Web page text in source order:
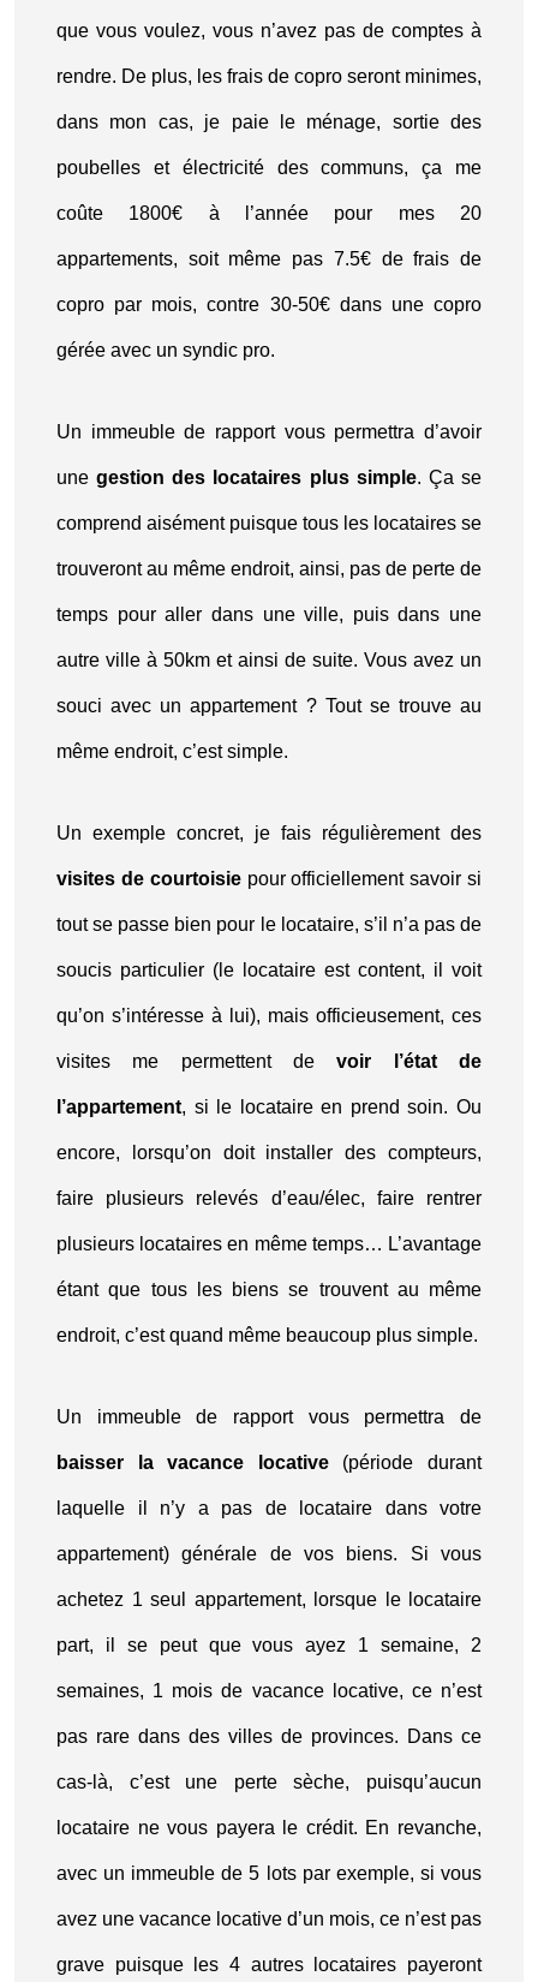
que vous voulez, vous n’avez pas de comptes à
rendre. De plus, les frais de copro seront minimes,
dans mon cas, je paie le ménage, sortie des
poubelles et électricité des communs, ça me
coûte 1800€ à l’année pour mes 20
appartements, soit même pas 7.5€ de frais de
copro par mois, contre 30-50€ dans une copro
gérée avec un syndic pro.
Un immeuble de rapport vous permettra d’avoir
unegestion des locataires plus simple. Ça se
comprend aisément puisque tous les locataires se
trouveront au même endroit, ainsi, pas de perte de
temps pour aller dans une ville, puis dans une
autre ville à 50km et ainsi de suite. Vous avez un
souci avec un appartement ? Tout se trouve au
même endroit, c’est simple.
Un exemple concret, je fais régulièrement des
visites de courtoisiepour officiellement savoir si
tout se passe bien pour le locataire, s’il n’a pas de
soucis particulier (le locataire est content, il voit
qu’on s’intéresse à lui), mais officieusement, ces
visites me permettent devoir l’état de
l’appartement, si le locataire en prend soin. Ou
encore, lorsqu’on doit installer des compteurs,
faire plusieurs relevés d’eau/élec, faire rentrer
plusieurs locataires en même temps… L’avantage
étant que tous les biens se trouvent au même
endroit, c’est quand même beaucoup plus simple.
Un immeuble de rapport vous permettra de
baisser la vacance locative(période durant
laquelle il n’y a pas de locataire dans votre
appartement) générale de vos biens. Si vous
achetez 1 seul appartement, lorsque le locataire
part, il se peut que vous ayez 1 semaine, 2
semaines, 1 mois de vacance locative, ce n’est
pas rare dans des villes de provinces. Dans ce
cas-là, c’est une perte sèche, puisqu’aucun
locataire ne vous payera le crédit. En revanche,
avec un immeuble de 5 lots par exemple, si vous
avez une vacance locative d’un mois, ce n’est pas
grave puisque les 4 autres locataires payeront